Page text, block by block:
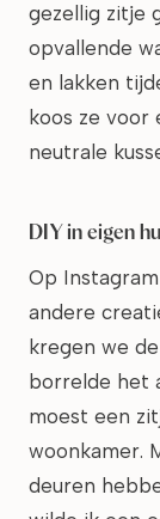
gezellig zitje
opvallende
en lakken
koos ze
neutrale
DIY in eigen
Op
andere
kregen we
borrelde het
moest een
woonkamer.
deuren